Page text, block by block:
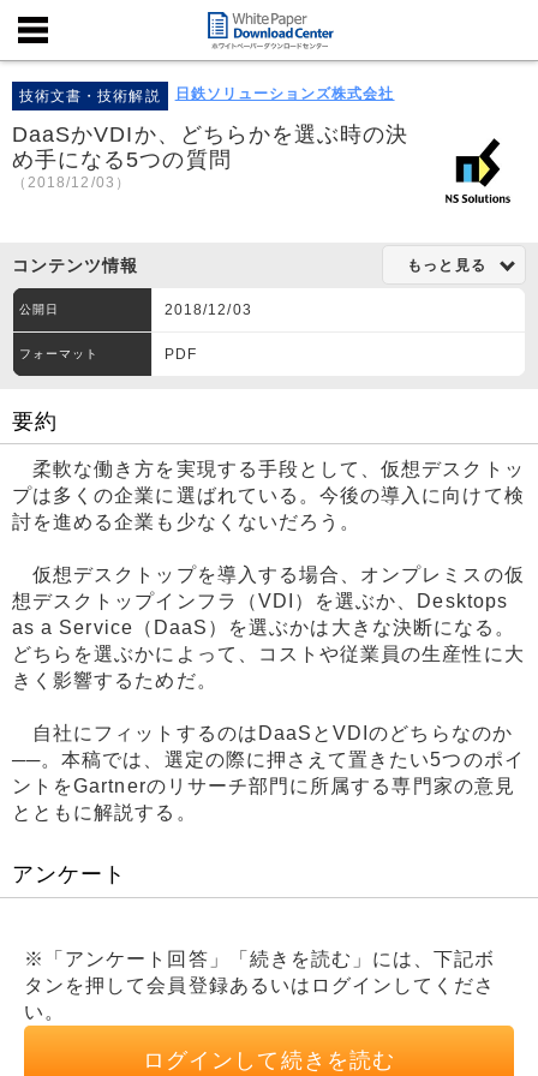
技術文書・技術解説 日鉄ソリューションズ株式会社
DaaSかVDIか、どちらかを選ぶ時の決
め手になる5つの質問
（2018/12/03）
コンテンツ情報 もっと見る
公開日 2018/12/03
フォーマット PDF
要約
柔軟な働き方を実現する手段として、仮想デスクトッ
プは多くの企業に選ばれている。今後の導入に向けて検
討を進める企業も少なくないだろう。
仮想デスクトップを導入する場合、オンプレミスの仮
想デスクトップインフラ（VDI）を選ぶか、Desktops
as a Service（DaaS）を選ぶかは大きな決断になる。
どちらを選ぶかによって、コストや従業員の生産性に大
きく影響するためだ。
自社にフィットするのはDaaSとVDIのどちらなのか
──。本稿では、選定の際に押さえて置きたい5つのポイ
ントをGartnerのリサーチ部門に所属する専門家の意見
とともに解説する。
アンケート
※「アンケート回答」「続きを読む」には、下記ボ
タンを押して会員登録あるいはログインしてくださ
い。
ログインして続きを読む